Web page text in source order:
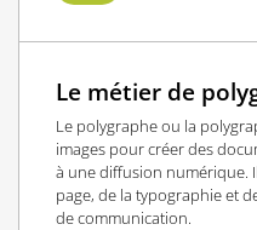
Le métier de
Le polygraphe ou la
images pour créer des
à une diffusion numérique.
page, de la typographie et
de communication.